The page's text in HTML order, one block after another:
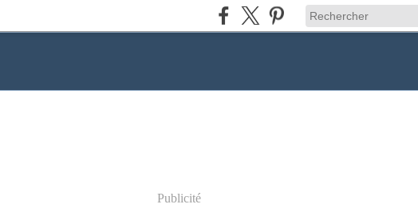
Publicité